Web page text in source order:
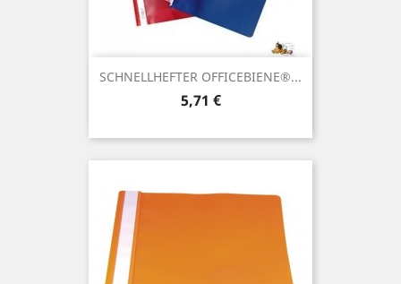
SCHNELLHEFTER OFFICEBIENE®...
Preis
5,71 €